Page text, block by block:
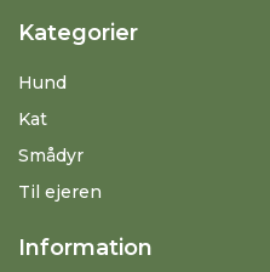
Kategorier
Hund
Kat
Smådyr
Til ejeren
Information